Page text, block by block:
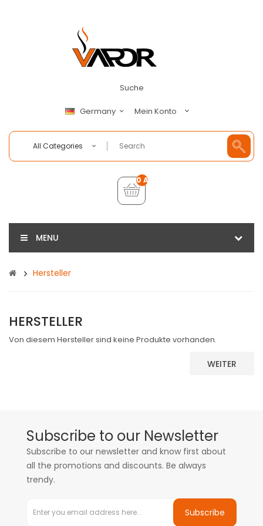
Suche
Germany Mein Konto
All Categories
0 Artikel - €0,00
MENU
Hersteller
HERSTELLER
Von diesem Hersteller sind keine Produkte vorhanden.
WEITER
Subscribe to our Newsletter
Subscribe to our newsletter and know first about
all the promotions and discounts. Be always
trendy.
Subscribe